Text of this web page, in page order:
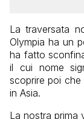
La traversata
Olympia ha un
ha fatto
il cui nome
scoprire poi che
in Asia.
La nostra prima